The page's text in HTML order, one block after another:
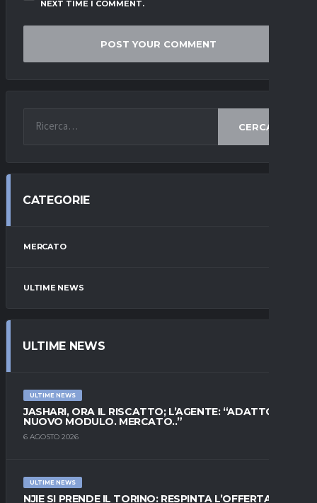
NEXT TIME I COMMENT.
CERCA
CATEGORIE
MERCATO
ULTIME NEWS
ULTIME NEWS
ULTIME NEWS
JASHARI, ORA IL RISCATTO; L’AGENTE: “ADATTO AL
NUOVO MODULO. MERCATO..”
6 AGOSTO 2026
ULTIME NEWS
NJIE SI PRENDE IL TORINO: RESPINTA L’OFFERTA DI